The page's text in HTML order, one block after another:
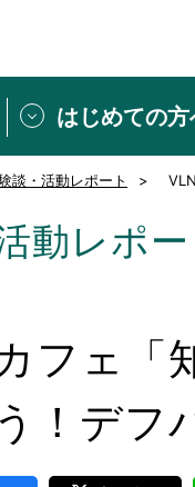
はじめての方
規登録 ボランテ
東京ボランティア
募集情報
[個人] 体験談
ボランティアの広場
新着記事一覧
談・活動レポート
動レポー
フェ「
！デフ